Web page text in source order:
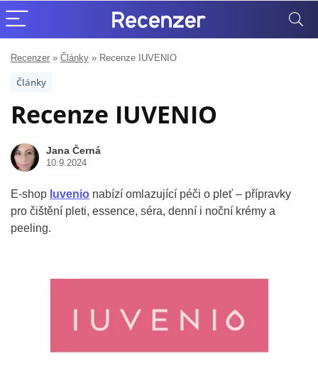
Recenzer » Články » Recenze IUVENIO
Články
Recenze IUVENIO
Jana Černá
10.9.2024
E-shop Iuvenio nabízí omlazující péči o pleť – přípravky
pro čištění pleti, essence, séra, denní i noční krémy a
peeling.